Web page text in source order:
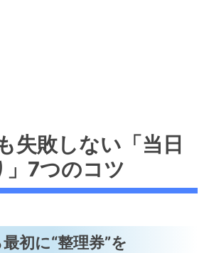
失敗しない「当日
」7つのコツ
初に“整理券”を